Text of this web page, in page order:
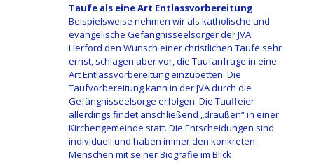
Taufe als eine Art Entlassvorbereitung
Beispielsweise nehmen wir als katholische und
evangelische Gefängnisseelsorger der JVA
Herford den Wunsch einer christlichen Taufe sehr
ernst, schlagen aber vor, die Taufanfrage in eine
Art Entlassvorbereitung einzubetten. Die
Taufvorbereitung kann in der JVA durch die
Gefängnisseelsorge erfolgen. Die Tauffeier
allerdings findet anschließend „draußen“ in einer
Kirchengemeinde statt. Die Entscheidungen sind
individuell und haben immer den konkreten
Menschen mit seiner Biografie im Blick